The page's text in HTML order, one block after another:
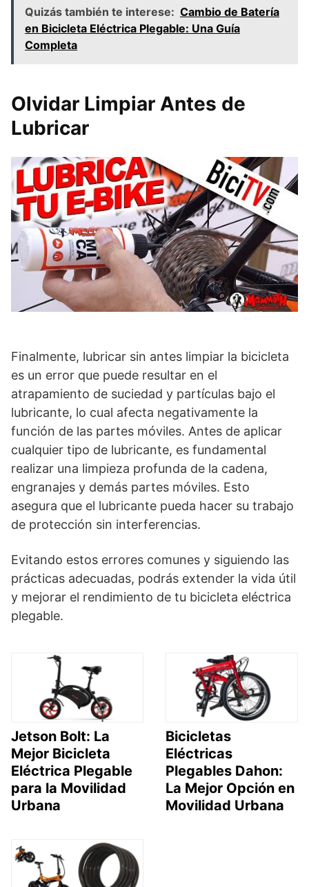
Quizás también te interese: Cambio de Batería
en Bicicleta Eléctrica Plegable: Una Guía
Completa
Olvidar Limpiar Antes de
Lubricar
Finalmente, lubricar sin antes limpiar la bicicleta
es un error que puede resultar en el
atrapamiento de suciedad y partículas bajo el
lubricante, lo cual afecta negativamente la
función de las partes móviles. Antes de aplicar
cualquier tipo de lubricante, es fundamental
realizar una limpieza profunda de la cadena,
engranajes y demás partes móviles. Esto
asegura que el lubricante pueda hacer su trabajo
de protección sin interferencias.
Evitando estos errores comunes y siguiendo las
prácticas adecuadas, podrás extender la vida útil
y mejorar el rendimiento de tu bicicleta eléctrica
plegable.
Jetson Bolt: La
Mejor Bicicleta
Eléctrica Plegable
para la Movilidad
Urbana
Bicicletas
Eléctricas
Plegables Dahon:
La Mejor Opción en
Movilidad Urbana